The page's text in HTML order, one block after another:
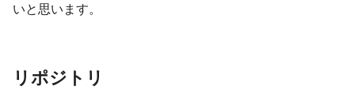
いと思います。
リポジトリ